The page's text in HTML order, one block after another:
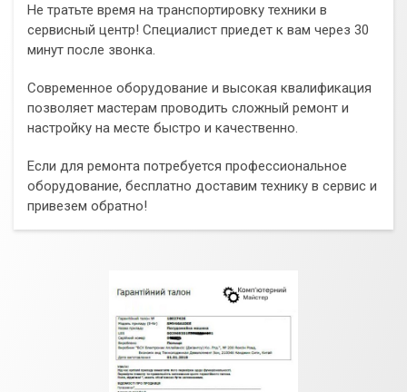
Не тратьте время на транспортировку техники в
сервисный центр! Специалист приедет к вам через 30
минут после звонка.
Современное оборудование и высокая квалификация
позволяет мастерам проводить сложный ремонт и
настройку на месте быстро и качественно.
Если для ремонта потребуется профессиональное
оборудование, бесплатно доставим технику в сервис и
привезем обратно!